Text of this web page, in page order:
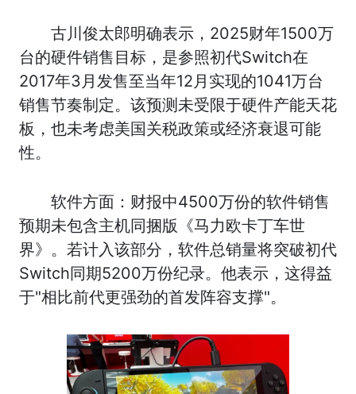
古川俊太郎明确表示，2025财年1500万
台的硬件销售目标，是参照初代Switch在
2017年3月发售至当年12月实现的1041万台
销售节奏制定。该预测未受限于硬件产能天花
板，也未考虑美国关税政策或经济衰退可能
性。
软件方面：财报中4500万份的软件销售
预期未包含主机同捆版《马力欧卡丁车世
界》。若计入该部分，软件总销量将突破初代
Switch同期5200万份纪录。他表示，这得益
于"相比前代更强劲的首发阵容支撑"。